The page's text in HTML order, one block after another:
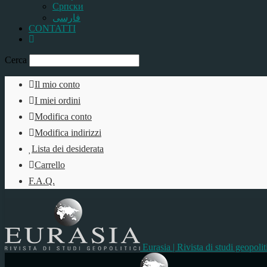
Српски
فارسی
CONTATTI
Cerca
Il mio conto
I miei ordini
Modifica conto
Modifica indirizzi
Lista dei desiderata
Carrello
F.A.Q.
Eurasia | Rivista di studi